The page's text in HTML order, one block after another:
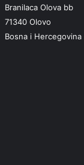
Branilaca Olova bb
71340 Olovo
Bosna i Hercegovina